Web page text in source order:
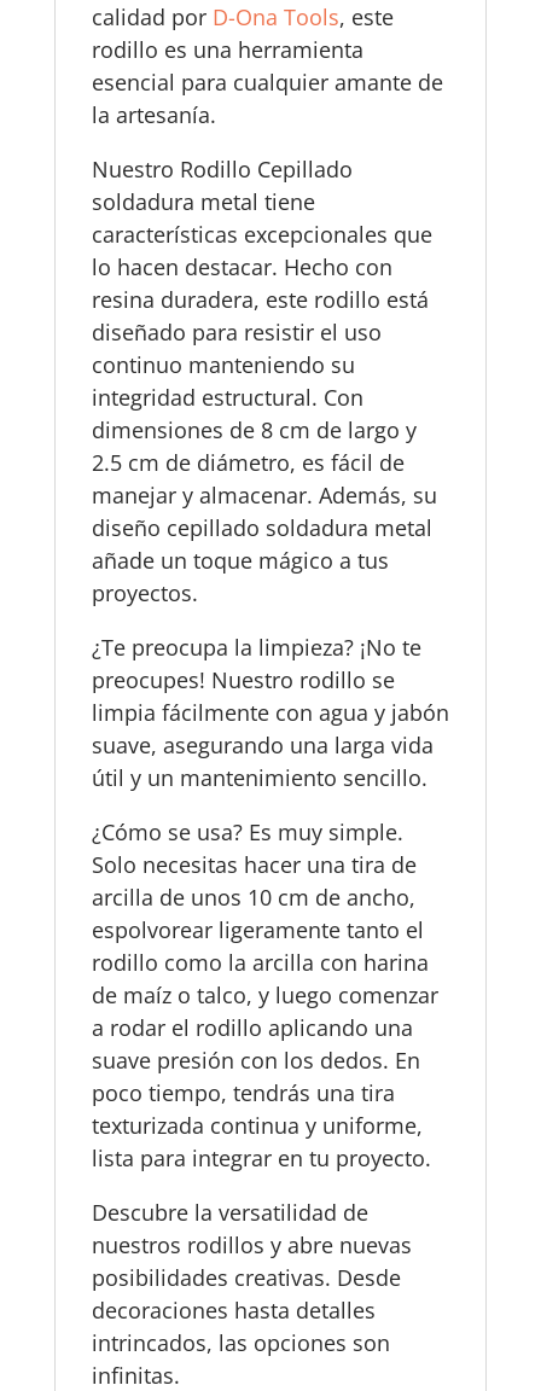
calidad por D-Ona Tools, este
rodillo es una herramienta
esencial para cualquier amante de
la artesanía.
Nuestro Rodillo Cepillado
soldadura metal tiene
características excepcionales que
lo hacen destacar. Hecho con
resina duradera, este rodillo está
diseñado para resistir el uso
continuo manteniendo su
integridad estructural. Con
dimensiones de 8 cm de largo y
2.5 cm de diámetro, es fácil de
manejar y almacenar. Además, su
diseño cepillado soldadura metal
añade un toque mágico a tus
proyectos.
¿Te preocupa la limpieza? ¡No te
preocupes! Nuestro rodillo se
limpia fácilmente con agua y jabón
suave, asegurando una larga vida
útil y un mantenimiento sencillo.
¿Cómo se usa? Es muy simple.
Solo necesitas hacer una tira de
arcilla de unos 10 cm de ancho,
espolvorear ligeramente tanto el
rodillo como la arcilla con harina
de maíz o talco, y luego comenzar
a rodar el rodillo aplicando una
suave presión con los dedos. En
poco tiempo, tendrás una tira
texturizada continua y uniforme,
lista para integrar en tu proyecto.
Descubre la versatilidad de
nuestros rodillos y abre nuevas
posibilidades creativas. Desde
decoraciones hasta detalles
intrincados, las opciones son
infinitas.